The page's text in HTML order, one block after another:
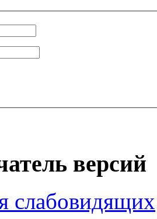
версий
слабовидящих